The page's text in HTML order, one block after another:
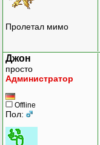
Пролетал мимо
Джон
просто
Администратор
Offline
Пол: